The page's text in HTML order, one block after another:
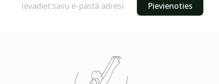
Pievienoties